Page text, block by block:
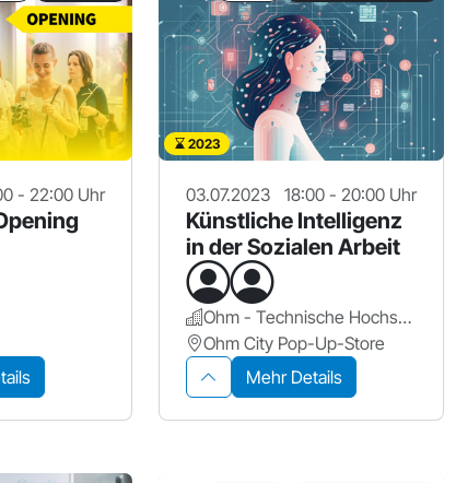
- 22:00 Uhr
2023
03.07.2023 18:00 - 20:00 Uhr
Künstliche Intelligenz
in der Sozialen Arbeit
Ohm - Technische Hochschule Nürnberg Georg Simon Ohm
Ohm City Pop-Up-Store
Mehr Details